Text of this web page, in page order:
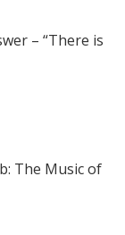
– “There is
The Music of